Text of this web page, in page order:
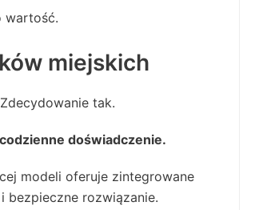
wartość.
miejskich
tak.
doświadczenie.
modeli oferuje zintegrowane
bezpieczne rozwiązanie.